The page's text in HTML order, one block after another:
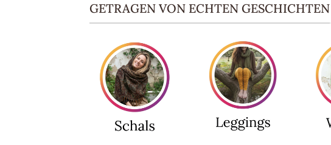
GETRAGEN VON ECHTEN GESCHICHTEN